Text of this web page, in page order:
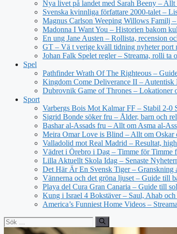
Nya livet på landet med Sarah Beeny – Allt
Svenska kvinnliga författare 2000-talet –
Magnus Carlson Weeping Willows Familj –
Madonna I Want You – Historien bakom
En ung Jane Austen – Rollista, recension
GT – Vä t verige kväll tidning nyheter port
Johan Falk Spelet regler – Streama, rolli ta
Spel
Pathfinder Wrath Of The Righteous –
Kingdom Come Deliverance II – Autentisk
Dubrovnik Game of Thrones – Lokationer
Sport
Varbergs Bois Mot Kalmar FF – Stabil 2-0
Sigrid Bonde söker fru – Ålder, barn och
Bashar al-Assads fru – Allt om Asma al-
Meira Omar Love is Blind – Allt om Oskar
Valladolid mot Real Madrid – Resultat,
Vädret i Örebro i Dag – Timme för Timme
Lilla Aktuellt Skola Idag – Senaste
Det Här Är En Svensk Tiger – Granskning
Vännerna och det gröna ljuset – Guide till
Playa del Cura Gran Canaria – Guide till
Kung i Israel 4 Bokstäver – Saul, Ahab
America’s Funniest Home Videos –
Sök
efter: